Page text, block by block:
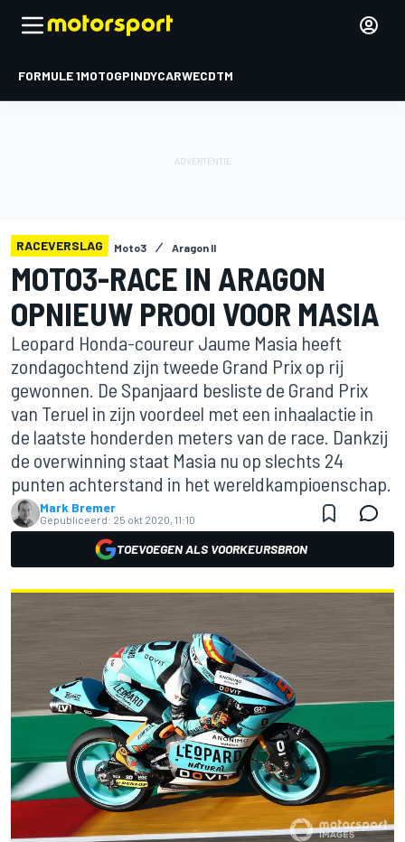
FORMULE 1MOTOGPINDYCARWECDTM
RACEVERSLAG Moto3 Aragon II
MOTO3-RACE IN ARAGON
OPNIEUW PROOI VOOR MASIA
Leopard Honda-coureur Jaume Masia heeft
zondagochtend zijn tweede Grand Prix op rij
gewonnen. De Spanjaard besliste de Grand Prix
van Teruel in zijn voordeel met een inhaalactie in
de laatste honderden meters van de race. Dankzij
de overwinning staat Masia nu op slechts 24
punten achterstand in het wereldkampioenschap.
Mark Bremer
Gepubliceerd: 25 okt 2020, 11:10
TOEVOEGEN ALS VOORKEURSBRON